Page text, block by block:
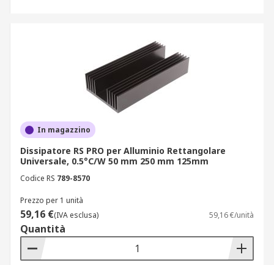
In magazzino
Dissipatore RS PRO per Alluminio Rettangolare
Universale, 0.5°C/W 50 mm 250 mm 125mm
Codice RS 789-8570
Prezzo per 1 unità
59,16 €(IVA esclusa) 59,16 €/unità
Quantità